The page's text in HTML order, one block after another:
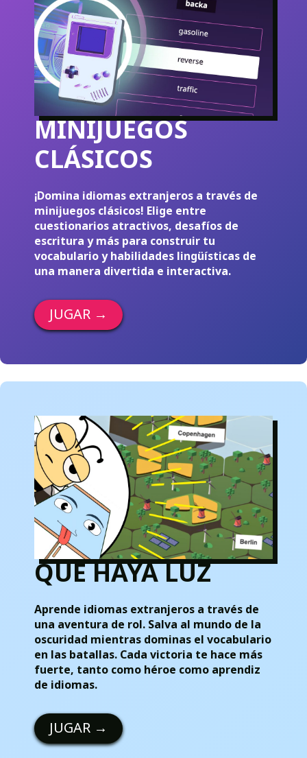
MINIJUEGOS
CLÁSICOS
¡Domina idiomas extranjeros a través de
minijuegos clásicos! Elige entre
cuestionarios atractivos, desafíos de
escritura y más para construir tu
vocabulario y habilidades lingüísticas de
una manera divertida e interactiva.
JUGAR →
QUE HAYA LUZ
Aprende idiomas extranjeros a través de
una aventura de rol. Salva al mundo de la
oscuridad mientras dominas el vocabulario
en las batallas. Cada victoria te hace más
fuerte, tanto como héroe como aprendiz
de idiomas.
JUGAR →